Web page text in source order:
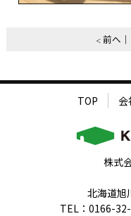
前へ
TOP 会
株式
北海道旭
TEL：0166-